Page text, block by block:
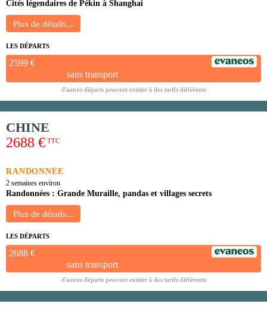
Cités légendaires de Pékin à Shanghai
LES DÉPARTS
2599 €
sans transport
d'autres départs peuvent exister à des tarifs différents
CHINE
2688 € TTC
RANDONNÉE
2 semaines environ
Randonnées : Grande Muraille, pandas et villages secrets
LES DÉPARTS
2688 €
sans transport
d'autres départs peuvent exister à des tarifs différents